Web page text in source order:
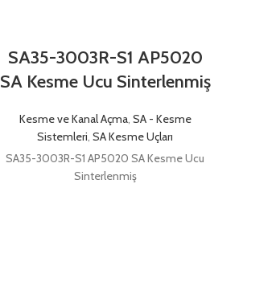
SA35-3003R-S1 AP5020
SA Kesme Ucu Sinterlenmiş
Kesme ve Kanal Açma, SA - Kesme
Sistemleri, SA Kesme Uçları
SA35-3003R-S1 AP5020 SA Kesme Ucu
Sinterlenmiş